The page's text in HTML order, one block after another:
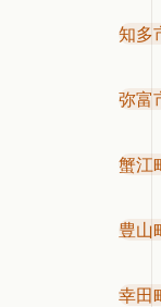
知多
弥富
蟹江
豊山
幸田